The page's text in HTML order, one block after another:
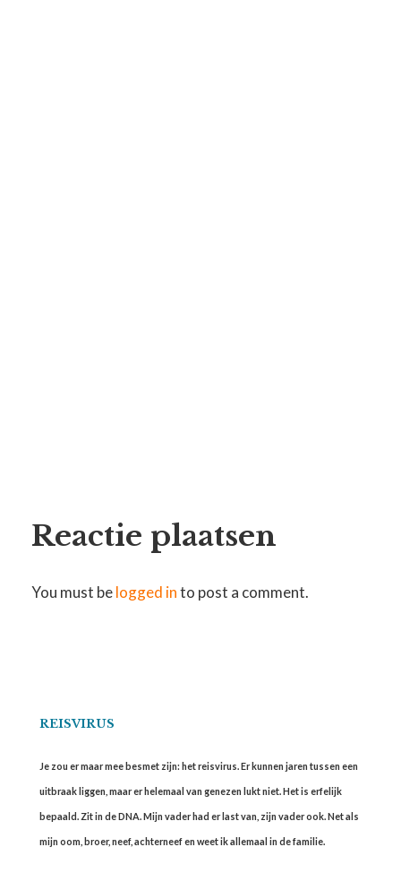
Reactie plaatsen
You must belogged into post a comment.
REISVIRUS
Je zou er maar mee besmet zijn: het reisvirus. Er kunnen jaren tussen een
uitbraak liggen, maar er helemaal van genezen lukt niet. Het is erfelijk
bepaald. Zit in de DNA. Mijn vader had er last van, zijn vader ook. Net als
mijn oom, broer, neef, achterneef en weet ik allemaal in de familie.